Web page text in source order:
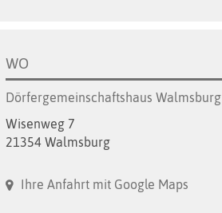
WO
Dörfergemeinschaftshaus Walmsburg
Wisenweg 7
21354 Walmsburg
Ihre Anfahrt mit Google Maps